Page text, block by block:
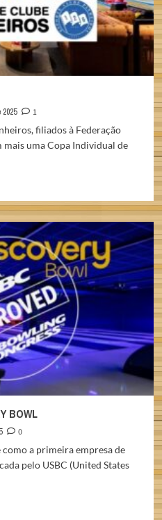
1
filiados à Federação
uma Copa Individual de
BOWL
0
a primeira empresa de
pelo USBC (United States